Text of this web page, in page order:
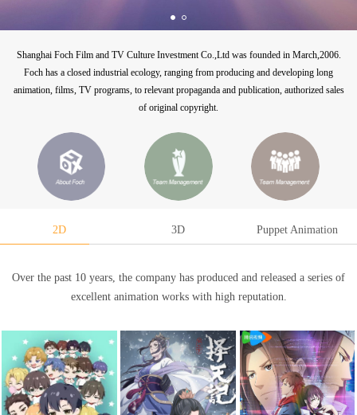
Shanghai Foch Film and TV Culture Investment Co.,Ltd was founded in March,2006.
Foch has a closed industrial ecology, ranging from producing and developing long
animation, films, TV programs, to relevant propaganda and publication, authorized sales
of original copyright.
2D 3D Puppet Animation
Over the past 10 years, the company has produced and released a series of
excellent animation works with high reputation.